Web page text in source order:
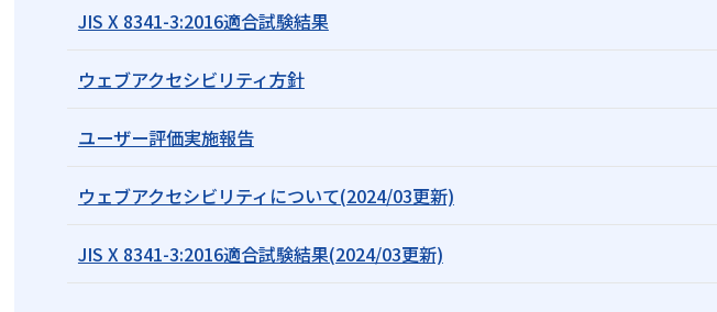
JIS X 8341-3:2016適合試験結果
ウェブアクセシビリティ方針
ユーザー評価実施報告
ウェブアクセシビリティについて(2024/03更新)
JIS X 8341-3:2016適合試験結果(2024/03更新)